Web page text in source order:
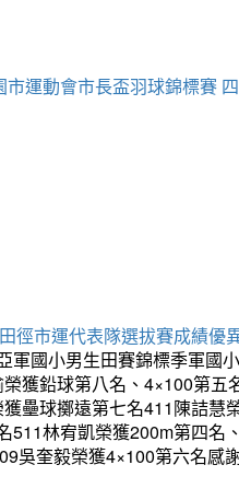
運動會市長盃羽球錦標賽
徑市運代表隊選拔賽成績優
軍國小男生田賽錦標季軍國
獲鉛球第八名、4×100第
壘球擲遠第七名411陳詰
511林宥凱榮獲200m第四
吳奎毅榮獲4×100第六名